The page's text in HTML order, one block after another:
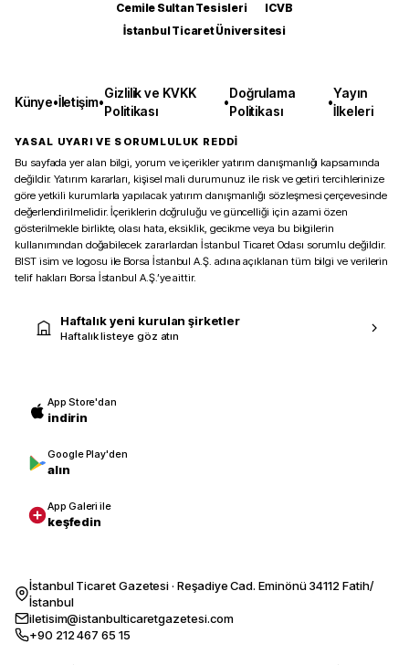
Cemile Sultan Tesisleri
ICVB
İstanbul Ticaret Üniversitesi
Künye•İletişim•
Gizlilik ve KVKK
Politikası
•
Doğrulama
Politikası
•
Yayın
İlkeleri
YASAL UYARI VE SORUMLULUK REDDİ
Bu sayfada yer alan bilgi, yorum ve içerikler yatırım danışmanlığı kapsamında
değildir. Yatırım kararları, kişisel mali durumunuz ile risk ve getiri tercihlerinize
göre yetkili kurumlarla yapılacak yatırım danışmanlığı sözleşmesi çerçevesinde
değerlendirilmelidir. İçeriklerin doğruluğu ve güncelliği için azami özen
gösterilmekle birlikte, olası hata, eksiklik, gecikme veya bu bilgilerin
kullanımından doğabilecek zararlardan İstanbul Ticaret Odası sorumlu değildir.
BIST isim ve logosu ile Borsa İstanbul A.Ş. adına açıklanan tüm bilgi ve verilerin
telif hakları Borsa İstanbul A.Ş.’ye aittir.
Haftalık yeni kurulan şirketler
Haftalık listeye göz atın
App Store'dan
indirin
Google Play'den
alın
App Galeri ile
keşfedin
İstanbul Ticaret Gazetesi · Reşadiye Cad. Eminönü 34112 Fatih/
İstanbul
iletisim@istanbulticaretgazetesi.com
+90 212 467 65 15